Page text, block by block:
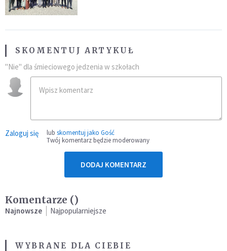
SKOMENTUJ ARTYKUŁ
"Nie" dla śmieciowego jedzenia w szkołach
Zaloguj się lub skomentuj jako Gość
Twój komentarz będzie moderowany
DODAJ KOMENTARZ
Komentarze ()
Najnowsze Najpopularniejsze
WYBRANE DLA CIEBIE